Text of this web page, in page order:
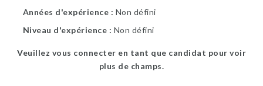
Années d'expérience
Non défini
Niveau d'expérience
Non défini
Veuillez vous connecter en tant que candidat pour voir
plus de champs.